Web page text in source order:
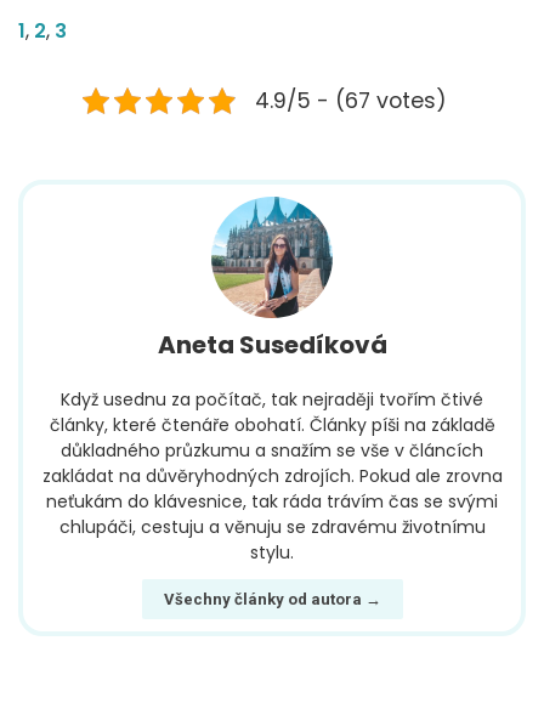
1, 2, 3
4.9/5 - (67 votes)
Aneta Susedíková
Když usednu za počítač, tak nejraději tvořím čtivé
články, které čtenáře obohatí. Články píši na základě
důkladného průzkumu a snažím se vše v článcích
zakládat na důvěryhodných zdrojích. Pokud ale zrovna
neťukám do klávesnice, tak ráda trávím čas se svými
chlupáči, cestuju a věnuju se zdravému životnímu
stylu.
Všechny články od autora →